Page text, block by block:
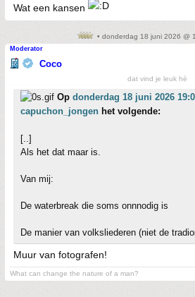
Wat een kansen
• donderdag 18 juni 2026 @
Moderator
Coco
dat vind je leuk hè
Op donderdag 18 juni 2026
capuchon_jongen het volgende:
[..]
Als het dat maar is.
Van mij:
De waterbreak die soms onnnodig is
De manier van volksliederen (niet de
Muur van fotografen!
What can change the nature of a man?